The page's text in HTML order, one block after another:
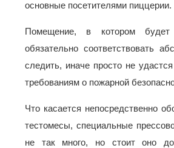
основные посетителями пиццерии.
Помещение, в котором будет
обязательно соответствовать
следить, иначе просто не
требованиям о пожарной
Что касается непосредственно
тестомесы, специальные
не так много, но стоит оно